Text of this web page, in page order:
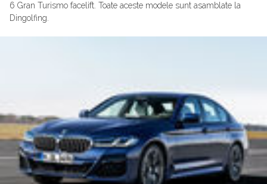
6 Gran Turismo facelift. Toate aceste modele sunt asamblate la
Dingolfing.